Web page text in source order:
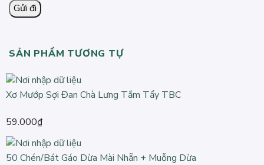
SẢN PHẨM TƯƠNG TỰ
Xơ Mướp Sợi Đan Chà Lưng Tắm Tẩy TBC
59.000₫
50 Chén/Bát Gáo Dừa Mài Nhẵn + Muỗng Dừa